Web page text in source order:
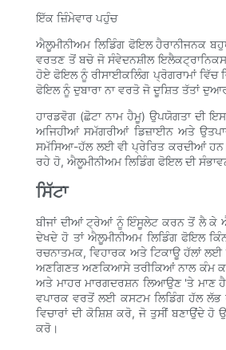
ਇੱਕ ਜ਼ਿੰਮੇਵਾਰ ਪਹੁੰਚ
ਐਲੂਮੀਨੀਅਮ ਲਿਡਿੰਗ ਫੋਇਲ ਹੈਰਾਨੀਜਨਕ
ਵਰਤਣ ਤੋਂ ਬਚੋ ਜੋ ਸੰਵੇਦਨਸ਼ੀਲ
ਹੋਏ ਫੋਇਲ ਨੂੰ ਰੀਸਾਈਕਲਿੰਗ ਪ੍ਰੋਗਰਾਮਾਂ
ਫੋਇਲ ਨੂੰ ਦੁਬਾਰਾ ਨਾ ਵਰਤੋ ਜੋ ਦੂਸ਼ਿਤ ਤੱਤਾਂ
ਹਾਰਡਵੋਗ (ਛੋਟਾ ਨਾਮ ਹੈਮੂ) ਉਪਯੋਗਤਾ ਦੀ
ਅਜਿਹੀਆਂ ਸਮੱਗਰੀਆਂ ਡਿਜ਼ਾਈਨ ਅਤੇ
ਸਮੱਸਿਆ-ਹੱਲ ਲਈ ਵੀ ਪ੍ਰੇਰਿਤ ਕਰਦੀਆਂ
ਰਹੇ ਹੋ, ਐਲੂਮੀਨੀਅਮ ਲਿਡਿੰਗ ਫੋਇਲ ਦੀ
ਸਿੱਟਾ
ਬੀਜਾਂ ਦੀਆਂ ਟ੍ਰੇਆਂ ਨੂੰ ਇੰਸੂਲੇਟ ਕਰਨ ਤੋਂ ਲੈ ਕੇ
ਦੇਖਦੇ ਹੋ ਤਾਂ ਐਲੂਮੀਨੀਅਮ ਲਿਡਿੰਗ ਫੋਇਲ
ਰਚਨਾਤਮਕ, ਵਿਹਾਰਕ ਅਤੇ ਟਿਕਾਊ ਹੱਲਾਂ
ਅਣਗਿਣਤ ਅਣਕਿਆਸੇ ਤਰੀਕਿਆਂ ਨਾਲ ਕੰਮ
ਅਤੇ ਮਾਹਰ ਮਾਰਗਦਰਸ਼ਨ ਲਿਆਉਣ 'ਤੇ ਮਾਣ
ਵਪਾਰਕ ਵਰਤੋਂ ਲਈ ਕਸਟਮ ਲਿਡਿੰਗ ਹੱਲ
ਵਿਚਾਰਾਂ ਦੀ ਕੋਸ਼ਿਸ਼ ਕਰੋ, ਜੋ ਤੁਸੀਂ ਬਣਾਉਂਦੇ
ਕਰੋ।